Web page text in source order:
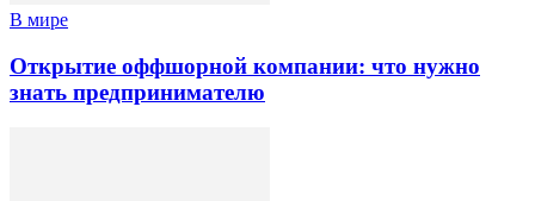
В мире
Открытие оффшорной компании: что нужно
знать предпринимателю